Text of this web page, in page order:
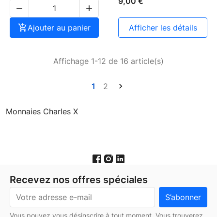


Ajouter au panier afficher les détails
Affichage 1-12 de 16 article(s)
1 2 
Monnaies Charles X
Recevez nos offres spéciales
Vous pouvez vous désinscrire à tout moment. Vous trouverez